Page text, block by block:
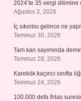
2024’te 35 vergi
Ağustos 3, 2026
İç sıkıntısı gelince ne
Temmuz 30, 2026
Tam kan sayımında
Temmuz 28, 2026
Karekök kaçıncı sınıfta
Temmuz 24, 2026
100.000 defa İhlas